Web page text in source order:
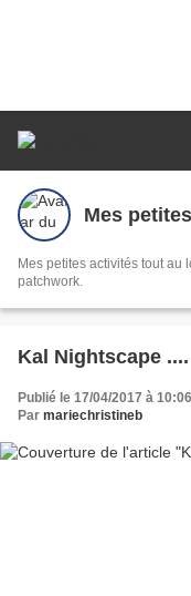
Mes
Mes petites activités tout au
patchwork.
Kal Nightscape
Publié le 17/04/2017 à 10:06
Par mariechristineb